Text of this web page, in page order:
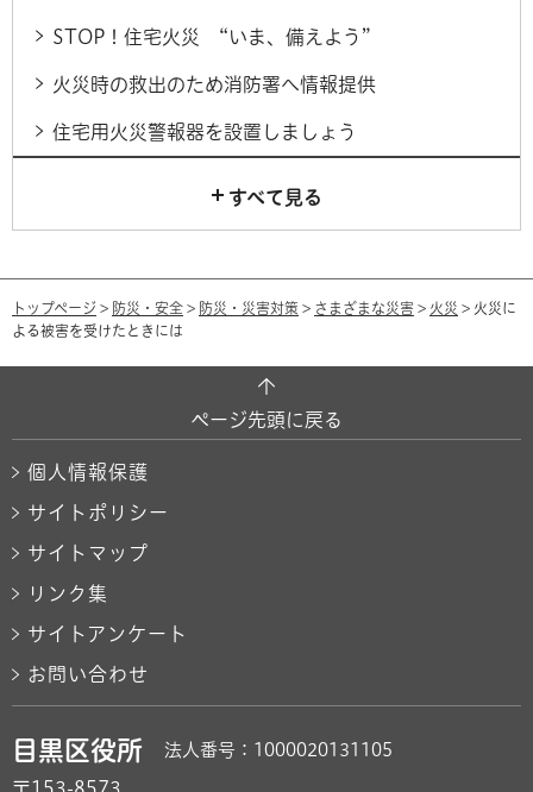
STOP！住宅火災 “いま、備えよう”
火災時の救出のため消防署へ情報提供
住宅用火災警報器を設置しましょう
すべて見る
トップページ > 防災・安全 > 防災・災害対策 > さまざまな災害 > 火災 > 火災に
よる被害を受けたときには
ページ先頭に戻る
個人情報保護
サイトポリシー
サイトマップ
リンク集
サイトアンケート
お問い合わせ
目黒区役所 法人番号：1000020131105
〒153-8573